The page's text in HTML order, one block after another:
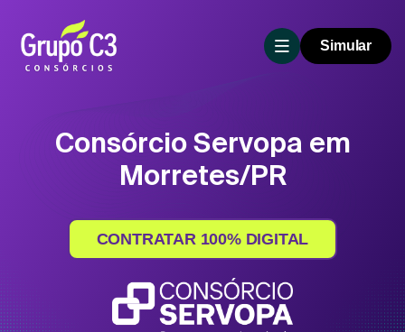
Simular
Consórcio Servopa em
Morretes/PR
CONTRATAR 100% DIGITAL